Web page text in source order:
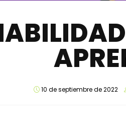
10 de septiembre de 2022